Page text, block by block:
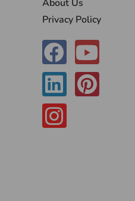
About Us
Privacy Policy